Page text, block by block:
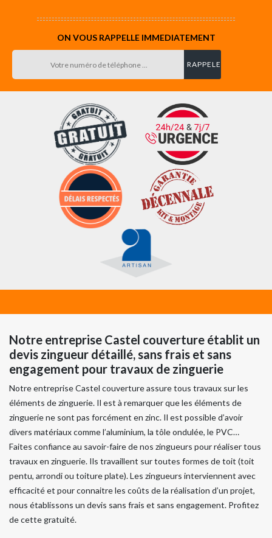
ON VOUS RAPPELLE IMMEDIATEMENT
Notre entreprise Castel couverture établit un
devis zingueur détaillé, sans frais et sans
engagement pour travaux de zinguerie
Notre entreprise Castel couverture assure tous travaux sur les
éléments de zinguerie. Il est à remarquer que les éléments de
zinguerie ne sont pas forcément en zinc. Il est possible d’avoir
divers matériaux comme l’aluminium, la tôle ondulée, le PVC…
Faites confiance au savoir-faire de nos zingueurs pour réaliser tous
travaux en zinguerie. Ils travaillent sur toutes formes de toit (toit
pentu, arrondi ou toiture plate). Les zingueurs interviennent avec
efficacité et pour connaitre les coûts de la réalisation d’un projet,
nous établissons un devis sans frais et sans engagement. Profitez
de cette gratuité.